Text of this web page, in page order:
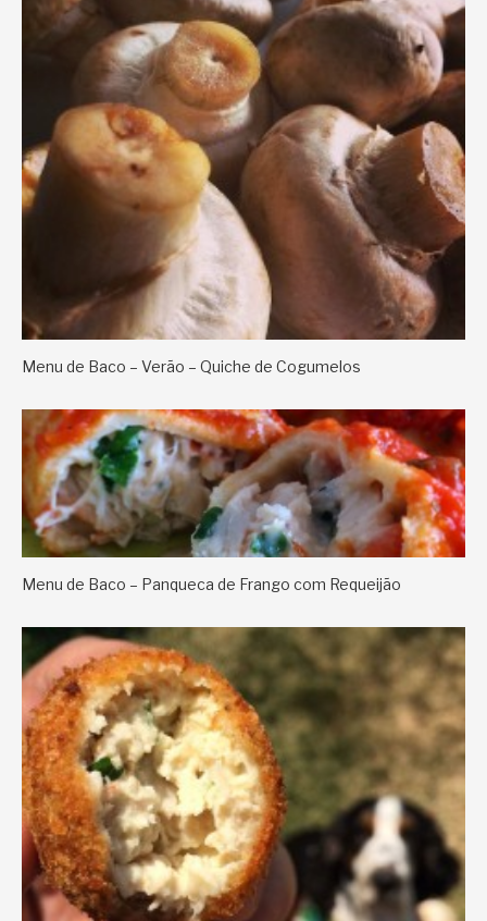
Menu de Baco – Verão – Quiche de Cogumelos
Menu de Baco – Panqueca de Frango com Requeijão